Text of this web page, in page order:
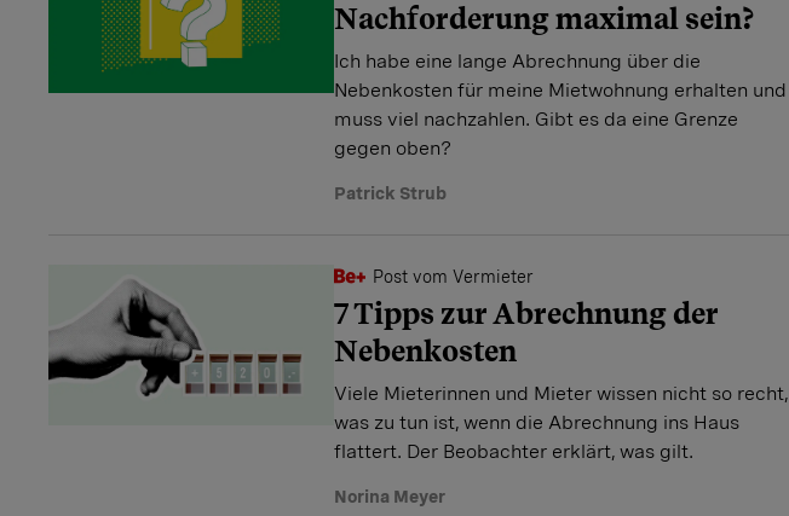
Nachforderung maximal sein?
Ich habe eine lange Abrechnung über die
Nebenkosten für meine Mietwohnung erhalten und
muss viel nachzahlen. Gibt es da eine Grenze
gegen oben?
Patrick Strub
Post vom Vermieter
7 Tipps zur Abrechnung der
Nebenkosten
Viele Mieterinnen und Mieter wissen nicht so recht,
was zu tun ist, wenn die Abrechnung ins Haus
flattert. Der Beobachter erklärt, was gilt.
Norina Meyer